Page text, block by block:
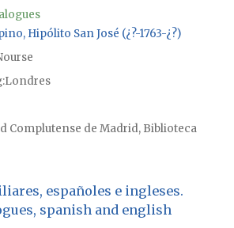
Hipólito San José (¿?-1763-¿?)
Londres
Complutense de Madrid, Biblioteca
españoles e ingleses.
spanish and english